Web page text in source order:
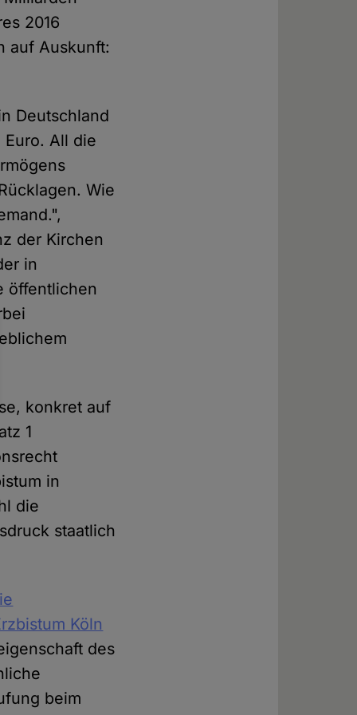
2016
auf Auskunft:
Deutschland
All die
Wie
der Kirchen
in
öffentlichen
konkret auf
1
in
die
staatlich
Köln
des
beim